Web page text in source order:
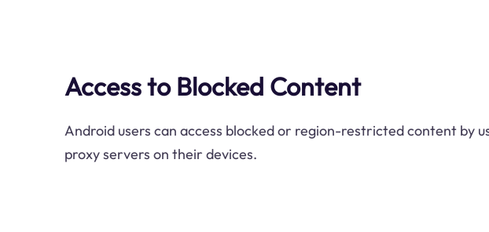
Access to Blocked Content
Android users can access blocked or region-restricted content by
proxy servers on their devices.